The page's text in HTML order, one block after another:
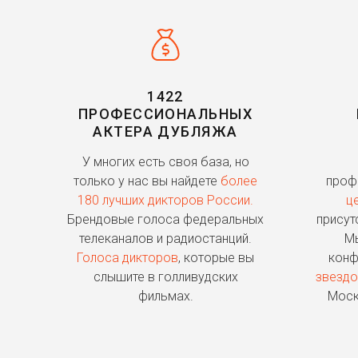
1422
ПРОФЕССИОНАЛЬНЫХ
АКТЕРА ДУБЛЯЖА
У многих есть своя база, но
только у нас вы найдете более
180 лучших дикторов России.
Брендовые голоса федеральных
телеканалов и радиостанций.
Голоса дикторов, которые вы
слышите в голливудских
фильмах.